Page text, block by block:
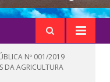
Nº 001/2019
DA AGRICULTURA